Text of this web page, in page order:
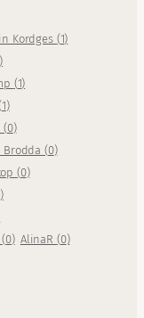
Kordges (1)
)
(1)
1)
(0)
Brodda (0)
(0)
)
(0) AlinaR (0)